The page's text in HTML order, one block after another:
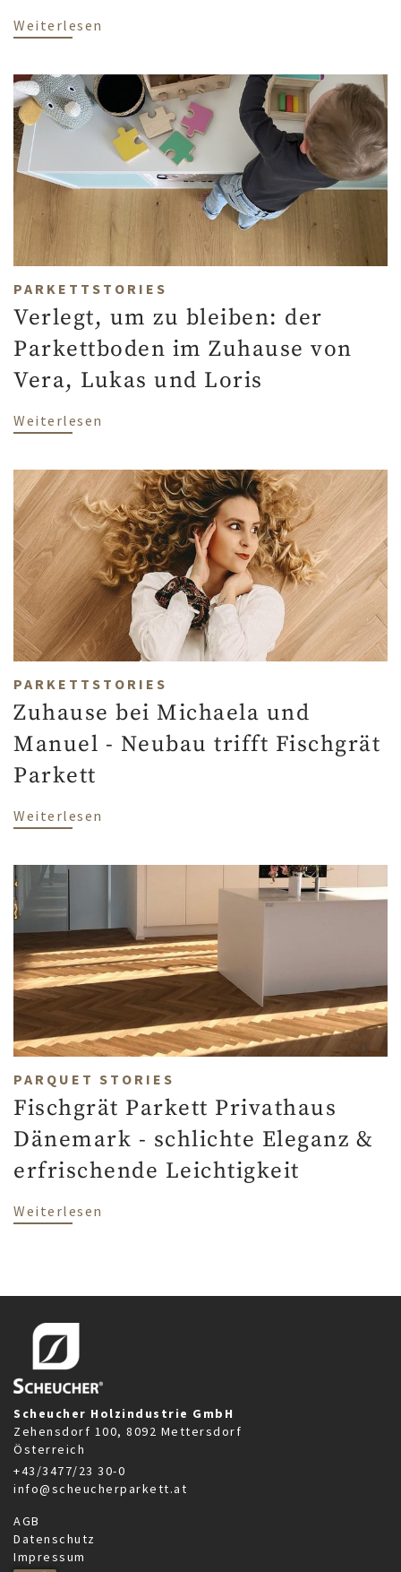
Weiterlesen
PARKETTSTORIES
Verlegt, um zu bleiben: der
Parkettboden im Zuhause von
Vera, Lukas und Loris
Weiterlesen
PARKETTSTORIES
Zuhause bei Michaela und
Manuel - Neubau trifft Fischgrät
Parkett
Weiterlesen
PARQUET STORIES
Fischgrät Parkett Privathaus
Dänemark - schlichte Eleganz &
erfrischende Leichtigkeit
Weiterlesen
Scheucher Holzindustrie GmbH
Zehensdorf 100, 8092 Mettersdorf
Österreich
+43/3477/23 30-0
info@scheucherparkett.at
AGB
Datenschutz
Impressum